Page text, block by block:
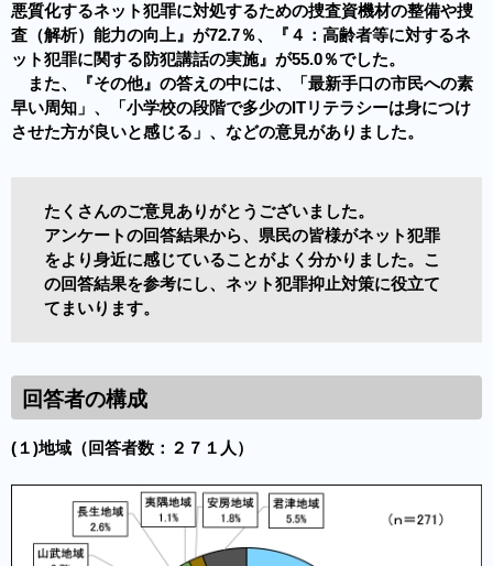
悪質化するネット犯罪に対処するための捜査資機材の整備や捜
査（解析）能力の向上』が72.7％、『４：高齢者等に対するネ
ット犯罪に関する防犯講話の実施』が55.0％でした。
また、『その他』の答えの中には、「最新手口の市民への素
早い周知」、「小学校の段階で多少のITリテラシーは身につけ
させた方が良いと感じる」、などの意見がありました。
たくさんのご意見ありがとうございました。
アンケートの回答結果から、県民の皆様がネット犯罪
をより身近に感じていることがよく分かりました。こ
の回答結果を参考にし、ネット犯罪抑止対策に役立て
てまいります。
回答者の構成
( １)地域 （回答者数：２７１人）